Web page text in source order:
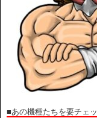
■あの機種たちを要チェッ